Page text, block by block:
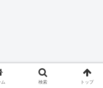
ム 検索 トップ